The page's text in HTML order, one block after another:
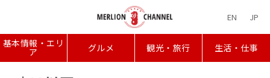
EN JP
基本情報・エリ
ア グルメ 観光・旅行 生活・仕事